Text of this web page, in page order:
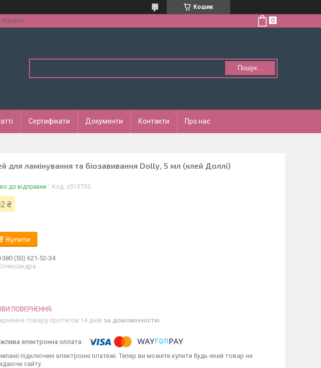
Кошик
Пошук...
Сертифікати Документи Контакти Про нас
для ламінування та біозавивання Dolly, 5 мл (клей Доллі)
до відправки Код: z010705
₴
Купити
(50) 621-52-34
товару протягом 14 днів за домовленістю
підключені електронні платежі. Тепер ви можете купити будь-який товар не
сайту.